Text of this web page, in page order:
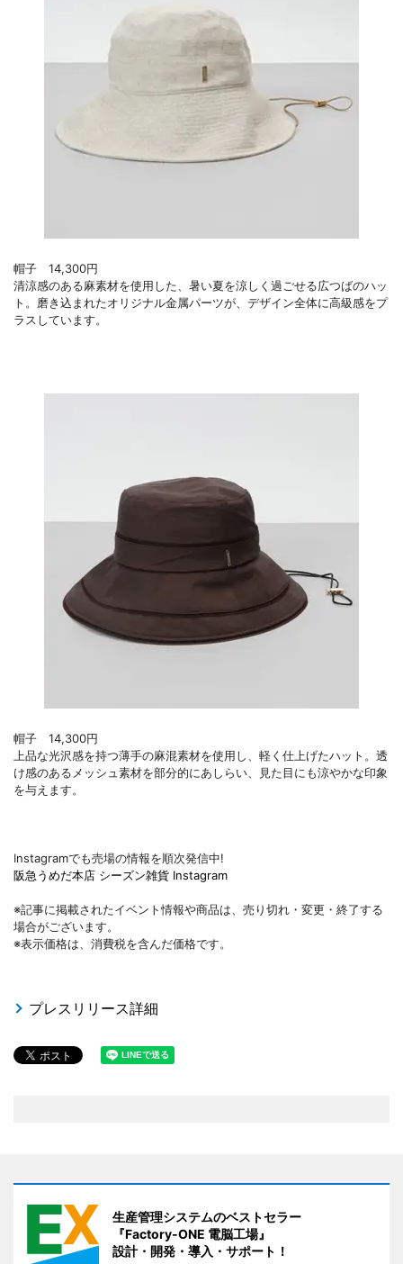
帽子 14,300円
清涼感のある麻素材を使用した、暑い夏を涼しく過ごせる広つばのハッ
ト。磨き込まれたオリジナル金属パーツが、デザイン全体に高級感をプ
ラスしています。
帽子 14,300円
上品な光沢感を持つ薄手の麻混素材を使用し、軽く仕上げたハット。透
け感のあるメッシュ素材を部分的にあしらい、見た目にも涼やかな印象
を与えます。
Instagramでも売場の情報を順次発信中!
阪急うめだ本店 シーズン雑貨 Instagram
※記事に掲載されたイベント情報や商品は、売り切れ・変更・終了する
場合がございます。
※表示価格は、消費税を含んだ価格です。
プレスリリース詳細
生産管理システムのベストセラー
『Factory-ONE 電脳工場』
設計・開発・導入・サポート！